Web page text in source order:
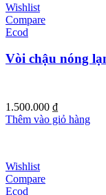
Wishlist
Compare
Ecod
Vòi chậu nóng
1.500.000 ₫
Thêm vào giỏ hàng
Wishlist
Compare
Ecod